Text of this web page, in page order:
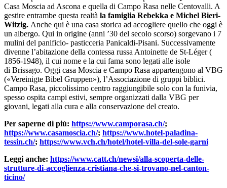
Casa Moscia ad Ascona e quella di Campo Rasa nelle Centovalli. A
gestire entrambe questa realtà la famiglia Rebekka e Michel Bieri-
Witzig. Anche qui è una casa storica ad accogliere quello che oggi è
un albergo. Qui in origine (anni ’30 del secolo scorso) sorgevano i 7
mulini del panificio- pasticceria Panicaldi-Pisani. Successivamente
divenne l’abitazione della contessa russa Antoinette de St-Léger (
1856-1948), il cui nome e la cui fama sono legati alle isole
di Brissago. Oggi casa Moscia e Campo Rasa appartengono al VBG
(«Vereinigte Bibel Gruppen»), l’Associazione di gruppi biblici.
Campo Rasa, piccolissimo centro raggiungibile solo con la funivia,
spesso ospita campi estivi, sempre organizzati dalla VBG per
giovani, legati alla cura e alla conservazione del creato.
Per saperne di più: https://www.camporasa.ch/;
https://www.casamoscia.ch/; https://www.hotel-paladina-
tessin.ch/; https://www.vch.ch/hotel/hotel-villa-del-sole-garni
Leggi anche: https://www.catt.ch/newsi/alla-scoperta-delle-
strutture-di-accoglienza-cristiana-che-si-trovano-nel-canton-
ticino/